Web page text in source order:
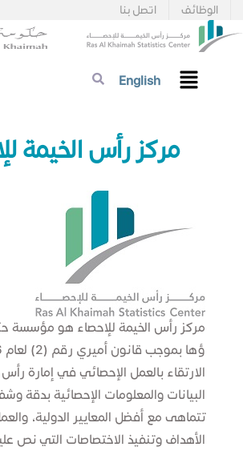
اتصل بنا الوظائف
English
​​​مركز​ رأس الخيمة
مركز رأس الخيمة للإحصاء هو مؤسسة
الارتقاء بالعمل الإحصائي في إمارة
البيانات والمعلومات الإحصائية بدقة
تتماهى مع أفضل المعايير الدولية،
الأهداف وتنفيذ الاختصاصات التي نص